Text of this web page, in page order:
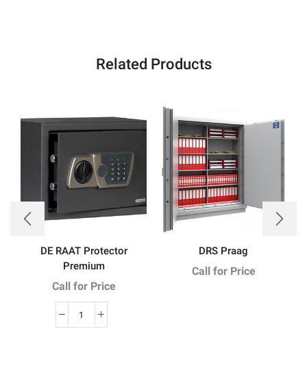
Related Products
DE RAAT Protector
Premium
Call for Price
quantité
DRS Praag
Call for Price